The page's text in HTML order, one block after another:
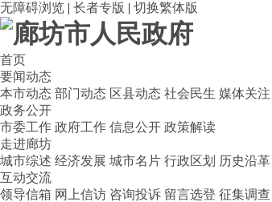
无障碍浏览 | 长者专版 | 切换繁体版
首页
要闻动态
本市动态 部门动态 区县动态 社会民生 媒体关注
政务公开
市委工作 政府工作 信息公开 政策解读
走进廊坊
城市综述 经济发展 城市名片 行政区划 历史沿革
互动交流
领导信箱 网上信访 咨询投诉 留言选登 征集调查